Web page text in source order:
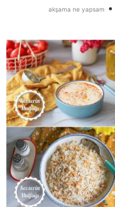
akşama ne yapsam •